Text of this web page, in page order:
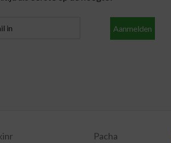
Aanmelden
Pacha